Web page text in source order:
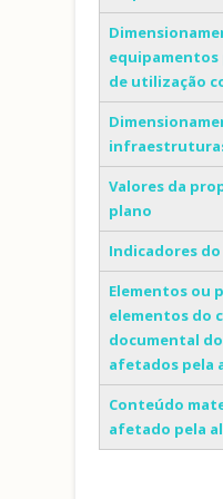
equipamentos
de utilização
Valores da
plano
Indicadores
Elementos ou
elementos do
documental
afetados pela
Conteúdo
afetado pela